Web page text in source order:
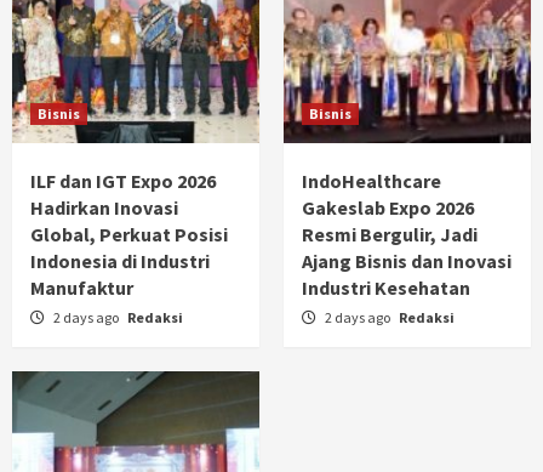
Bisnis
ILF dan IGT Expo 2026
Hadirkan Inovasi
Global, Perkuat Posisi
Indonesia di Industri
Manufaktur
2 days ago Redaksi
Bisnis
IndoHealthcare
Gakeslab Expo 2026
Resmi Bergulir, Jadi
Ajang Bisnis dan Inovasi
Industri Kesehatan
2 days ago Redaksi